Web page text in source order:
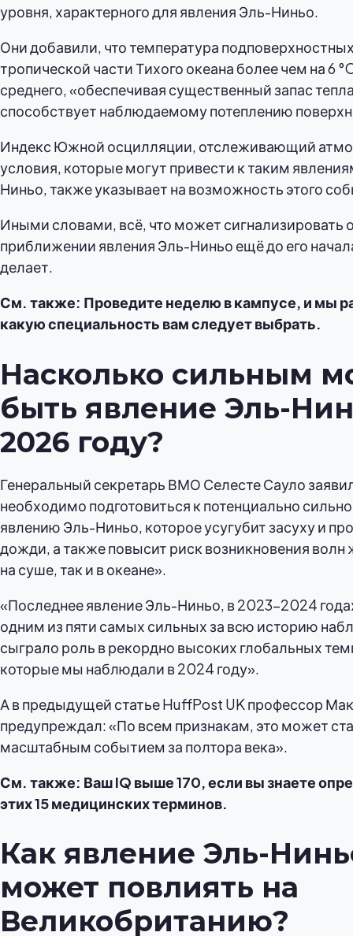
уровня, характерного для явления Эль-Ниньо.
Они добавили, что температура
тропической части Тихого океана более чем на 6
среднего, «обеспечивая существенный запас
способствует наблюдаемому потеплению
Индекс Южной осцилляции, отслеживающий
условия, которые могут привести к таким
Ниньо, также указывает на возможность этого
Иными словами, всё, что может сигнализировать
приближении явления Эль-Ниньо ещё до его
делает.
См. также: Проведите неделю в кампусе, и мы
какую специальность вам следует выбрать.
Насколько сильным
быть явление Эль-
2026 году?
Генеральный секретарь ВМО Селесте Сауло
необходимо подготовиться к потенциально
явлению Эль-Ниньо, которое усугубит засуху и
дожди, а также повысит риск возникновения волн
на суше, так и в океане».
«Последнее явление Эль-Ниньо, в 2023-2024
одним из пяти самых сильных за всю историю
сыграло роль в рекордно высоких глобальных
которые мы наблюдали в 2024 году».
А в предыдущей статье HuffPost UK профессор
предупреждал: «По всем признакам, это может
масштабным событием за полтора века».
См. также: Ваш IQ выше 170, если вы знаете
этих 15 медицинских терминов.
Как явление Эль-
может повлиять на
Великобританию?